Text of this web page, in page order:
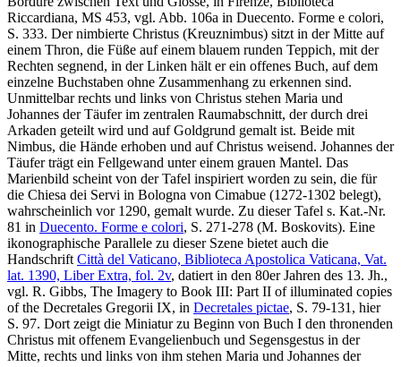
Riccardiana, MS 453, vgl. Abb. 106a in Duecento. Forme e colori,
S. 333. Der nimbierte Christus (Kreuznimbus) sitzt in der Mitte auf
einem Thron, die Füße auf einem blauem runden Teppich, mit der
Rechten segnend, in der Linken hält er ein offenes Buch, auf dem
einzelne Buchstaben ohne Zusammenhang zu erkennen sind.
Unmittelbar rechts und links von Christus stehen Maria und
Johannes der Täufer im zentralen Raumabschnitt, der durch drei
Arkaden geteilt wird und auf Goldgrund gemalt ist. Beide mit
Nimbus, die Hände erhoben und auf Christus weisend. Johannes der
Täufer trägt ein Fellgewand unter einem grauen Mantel. Das
Marienbild scheint von der Tafel inspiriert worden zu sein, die für
die Chiesa dei Servi in Bologna von Cimabue (1272-1302 belegt),
wahrscheinlich vor 1290, gemalt wurde. Zu dieser Tafel s. Kat.-Nr.
81 in Duecento. Forme e colori, S. 271-278 (M. Boskovits). Eine
ikonographische Parallele zu dieser Szene bietet auch die
Handschrift Città del Vaticano, Biblioteca Apostolica Vaticana, Vat.
lat. 1390, Liber Extra, fol. 2v, datiert in den 80er Jahren des 13. Jh.,
vgl. R. Gibbs, The Imagery to Book III: Part II of illuminated copies
of the Decretales Gregorii IX, in Decretales pictae, S. 79-131, hier
S. 97. Dort zeigt die Miniatur zu Beginn von Buch I den thronenden
Christus mit offenem Evangelienbuch und Segensgestus in der
Mitte, rechts und links von ihm stehen Maria und Johannes der